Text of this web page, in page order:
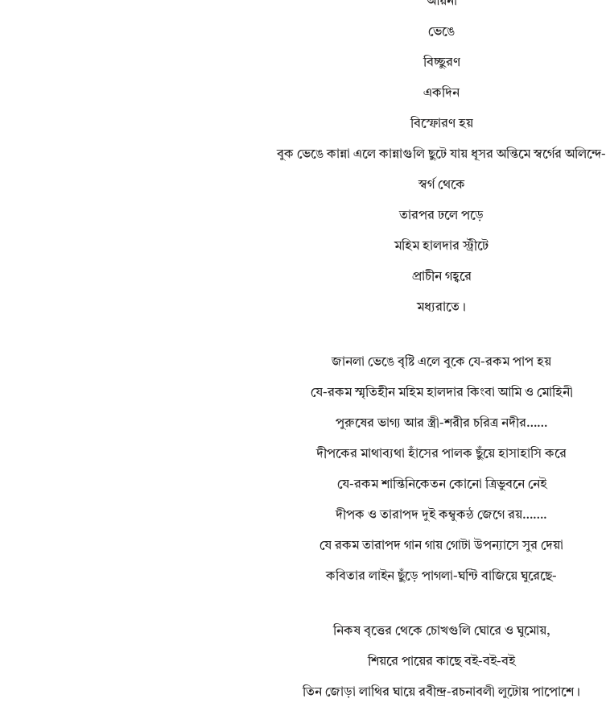
ভেঙে
বিচ্ছুরণ
একদিন
বিস্ফোরণ হয়
বুক ভেঙে কান্না এলে কান্নাগুলি ছুটে যায় ধূসর অন্তিমে স্বর্গের অলিন্দে-
স্বর্গ থেকে
তারপর ঢলে পড়ে
মহিম হালদার স্ট্রীটে
প্রাচীন গহ্বরে
মধ্যরাতে।
জানলা ভেঙে বৃষ্টি এলে বুকে যে-রকম পাপ হয়
যে-রকম স্মৃতিহীন মহিম হালদার কিংবা আমি ও মোহিনী
পুরুষের ভাগ্য আর স্ত্রী-শরীর চরিত্র নদীর……
দীপকের মাথাব্যথা হাঁসের পালক ছুঁয়ে হাসাহাসি করে
যে-রকম শান্তিনিকেতন কোনো ত্রিভুবনে নেই
দীপক ও তারাপদ দুই কম্বুকন্ঠ জেগে রয়…….
যে রকম তারাপদ গান গায় গোটা উপন্যাসে সুর দেয়া
কবিতার লাইন ছুঁড়ে পাগলা-ঘন্টি বাজিয়ে ঘুরেছে-
নিকষ বৃত্তের থেকে চোখগুলি ঘোরে ও ঘুমোয়,
শিয়রে পায়ের কাছে বই-বই-বই
তিন জোড়া লাথির ঘায়ে রবীন্দ্র-রচনাবলী লুটোয় পাপোশে।